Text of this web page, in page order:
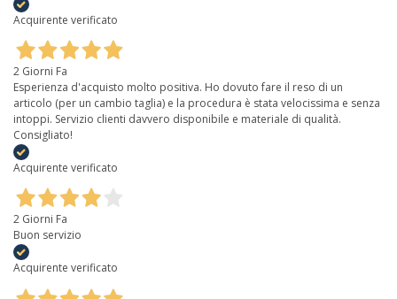
Acquirente verificato
2 Giorni Fa
Esperienza d'acquisto molto positiva. Ho dovuto fare il reso di un
articolo (per un cambio taglia) e la procedura è stata velocissima e senza
intoppi. Servizio clienti davvero disponibile e materiale di qualità.
Consigliato!
Acquirente verificato
2 Giorni Fa
Buon servizio
Acquirente verificato